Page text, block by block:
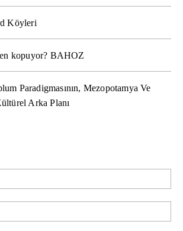
Köyleri
kopuyor? BAHOZ
Paradigmasının, Mezopotamya Ve
Arka Planı